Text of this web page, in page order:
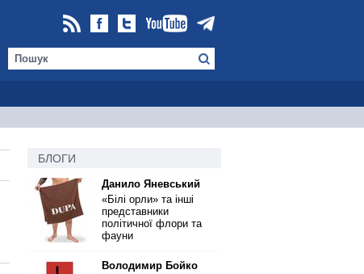
БЛОГИ
Данило Яневський
«Білі орли» та інші
представники
політичної флори та
фауни
Володимир Бойко